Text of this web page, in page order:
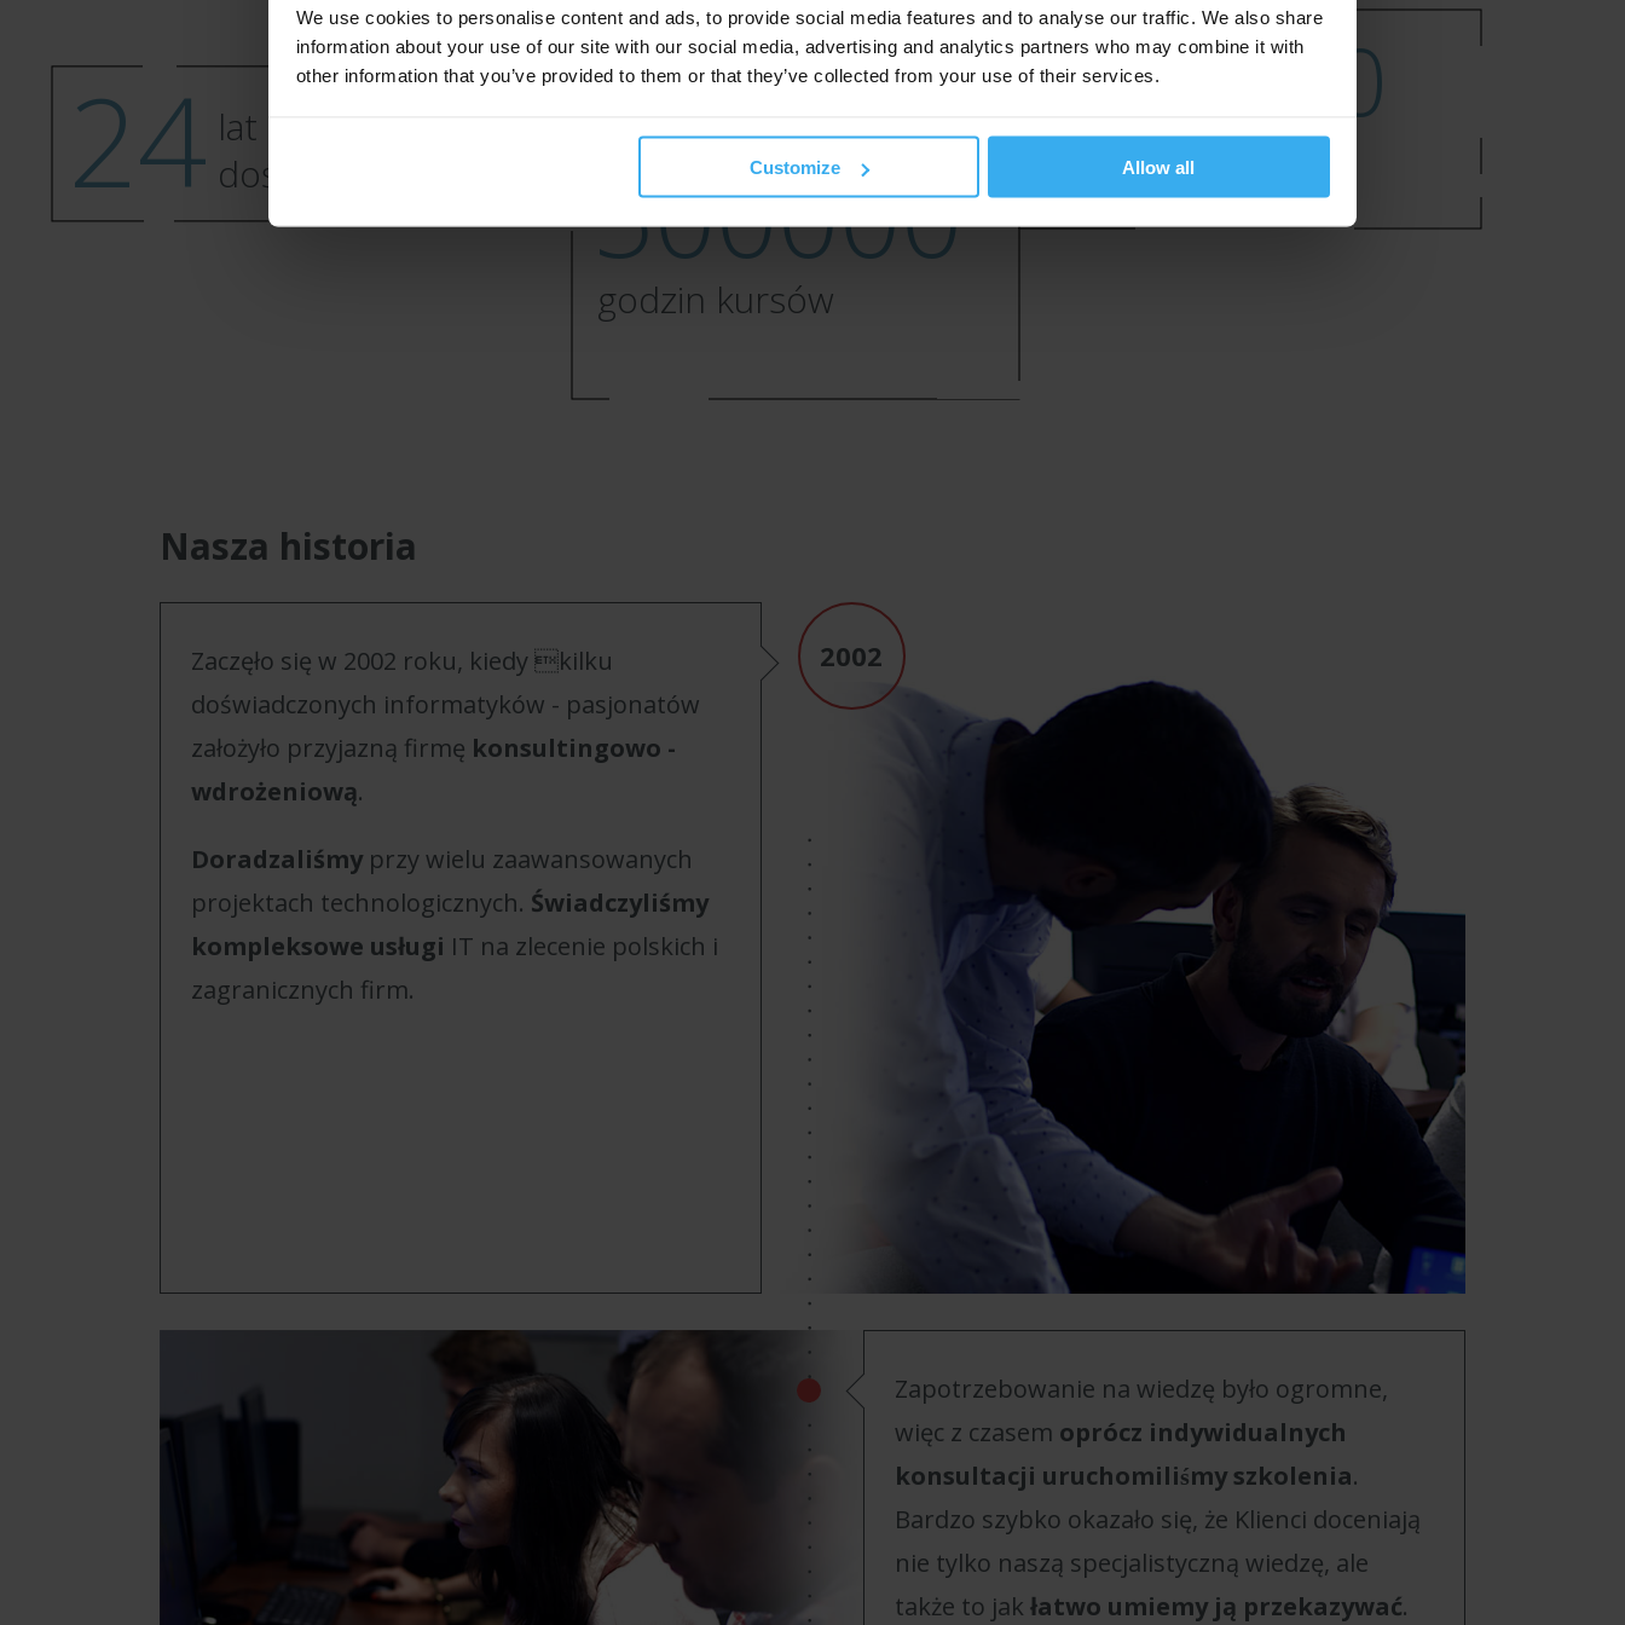
We use cookies to personalise content and ads, to provide social media features and to analyse our traffic. We also share
information about your use of our site with our social media, advertising and analytics partners who may combine it with
other information that you’ve provided to them or that they’ve collected from your use of their services.
Customize Allow all
24 347500
500000
lat
doświadczenia
linii kodu
godzin kursów
kursantów
Nasza historia
Zaczęło się w 2002 roku, kiedy kilku
doświadczonych informatyków - pasjonatów
założyło przyjazną firmę konsultingowo -
wdrożeniową.
Doradzaliśmy przy wielu zaawansowanych
projektach technologicznych. Świadczyliśmy
kompleksowe usługi IT na zlecenie polskich i
zagranicznych firm.
Zapotrzebowanie na wiedzę było ogromne,
więc z czasem oprócz indywidualnych
konsultacji uruchomiliśmy szkolenia.
Bardzo szybko okazało się, że Klienci doceniają
nie tylko naszą specjalistyczną wiedzę, ale
także to jak łatwo umiemy ją przekazywać.